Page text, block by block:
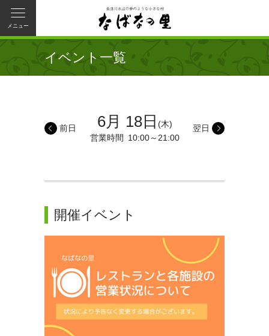
メニュー
イベント一覧
6月 18日 (木)
営業時間
10:00～21:00
前日 翌日
開催イベント